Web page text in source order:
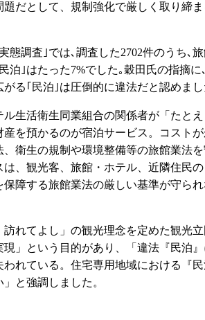
だとして、規制強化で厳しく取り締
態調査｣では､調査した2702件のうち､
泊｣はたった7%でした｡穀田氏の指摘に
る｢民泊｣は圧倒的に違法だと認めまし
生活衛生同業組合の関係者が「たとえ
を預かるのが宿泊サービス。コスト
、衛生の規制や環境整備等の旅館業法
は、観光客、旅館・ホテル、近隣住民
障する旅館業法の厳しい基準が守ら
れてよし」の観光理念を定めた観光
」という目的があり、「違法『民泊
れている。住宅専用地域における『
と強調しました。